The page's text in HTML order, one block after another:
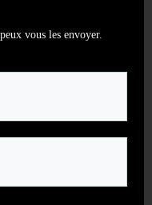
sur le cycle
vous les envoyer.